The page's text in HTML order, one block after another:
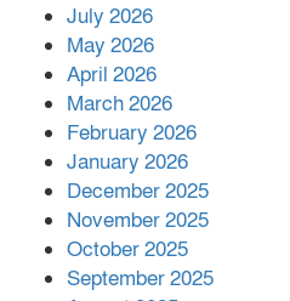
পর ফোন
July 2026
May 2026
April 2026
March 2026
February 2026
January 2026
December 2025
November 2025
October 2025
September 2025